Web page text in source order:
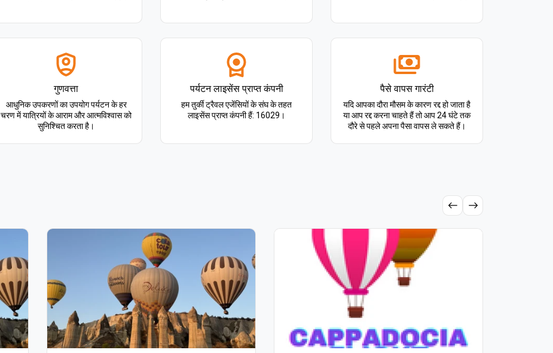
गुणवत्ता
आधुनिक उपकरणों का उपयोग पर्यटन के हर
चरण में यात्रियों के आराम और आत्मविश्वास को
सुनिश्चित करता है।
पर्यटन लाइसेंस प्राप्त कंपनी
हम तुर्की ट्रैवल एजेंसियों के संघ के तहत
लाइसेंस प्राप्त कंपनी हैं: 16029।
पैसे वापस गारंटी
यदि आपका दौरा मौसम के कारण रद्द हो जाता है
या आप रद्द करना चाहते हैं तो आप 24 घंटे तक
दौरे से पहले अपना पैसा वापस ले सकते हैं।